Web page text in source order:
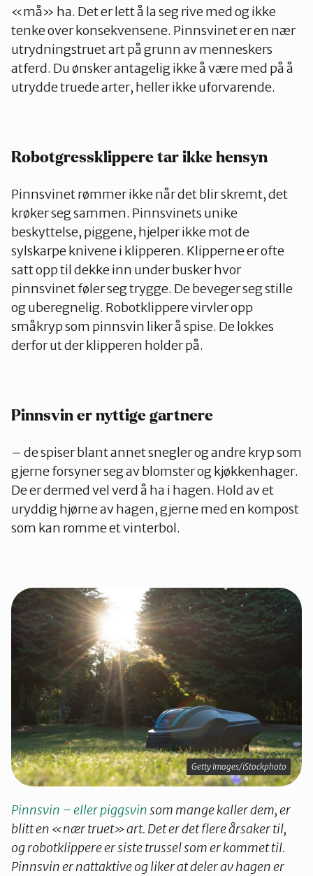
«må» ha. Det er lett å la seg rive med og ikke
tenke over konsekvensene. Pinnsvinet er en nær
utrydningstruet art på grunn av menneskers
atferd. Du ønsker antagelig ikke å være med på å
utrydde truede arter, heller ikke uforvarende.
Robotgressklippere tar ikke hensyn
Pinnsvinet rømmer ikke når det blir skremt, det
krøker seg sammen. Pinnsvinets unike
beskyttelse, piggene, hjelper ikke mot de
sylskarpe knivene i klipperen. Klipperne er ofte
satt opp til dekke inn under busker hvor
pinnsvinet føler seg trygge. De beveger seg stille
og uberegnelig. Robotklippere virvler opp
småkryp som pinnsvin liker å spise. De lokkes
derfor ut der klipperen holder på.
Pinnsvin er nyttige gartnere
– de spiser blant annet snegler og andre kryp som
gjerne forsyner seg av blomster og kjøkkenhager.
De er dermed vel verd å ha i hagen. Hold av et
uryddig hjørne av hagen, gjerne med en kompost
som kan romme et vinterbol.
Getty Images/iStockphoto
Pinnsvin – eller piggsvinsom mange kaller dem, er
blitt en «nær truet» art. Det er det flere årsaker til,
og robotklippere er siste trussel som er kommet til.
Pinnsvin er nattaktive og liker at deler av hagen er